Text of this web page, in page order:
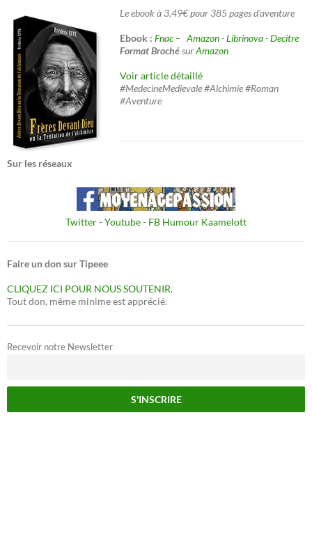
Le ebook à 3,49€ pour 385 pages d'aventure
Ebook : Fnac – Amazon-Librinova-Decitre
Format BrochésurAmazon
Voir article détaillé
#MedecineMedievale #Alchimie #Roman
#Aventure
Sur les réseaux
Twitter- Youtube- FB Humour Kaamelott
Faire un don sur Tipeee
CLIQUEZ ICI POUR NOUS SOUTENIR.
Tout don, même minime est apprécié.
Recevoir notre Newsletter